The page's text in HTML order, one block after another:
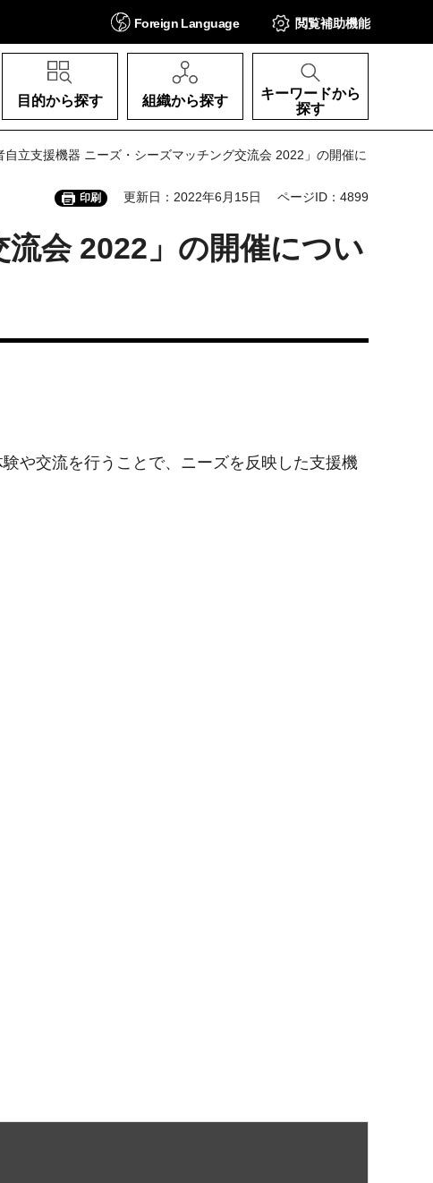
Foreign Language 閲覧補助機能
目的から探す 組織から探す
キーワードから
探す
自立支援機器 ニーズ・シーズマッチング交流会 2022」の開催に
印刷 更新日：2022年6月15日 ページID：4899
流会 2022」の開催につい
や交流を行うことで、ニーズを反映した支援機